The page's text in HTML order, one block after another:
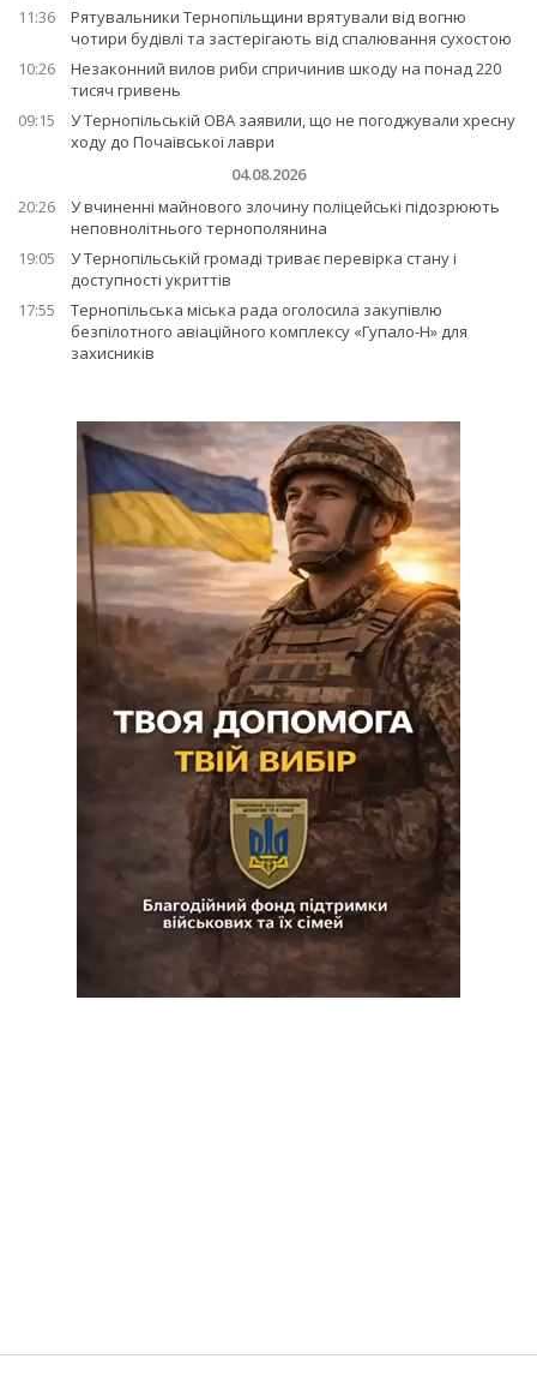
11:36
Рятувальники Тернопільщини врятували від вогню
чотири будівлі та застерігають від спалювання сухостою
10:26
Незаконний вилов риби спричинив шкоду на понад 220
тисяч гривень
09:15
У Тернопільській ОВА заявили, що не погоджували хресну
ходу до Почаївської лаври
04.08.2026
20:26
У вчиненні майнового злочину поліцейські підозрюють
неповнолітнього тернополянина
19:05
У Тернопільській громаді триває перевірка стану і
доступності укриттів
17:55
Тернопільська міська рада оголосила закупівлю
безпілотного авіаційного комплексу «Гупало-Н» для
захисників